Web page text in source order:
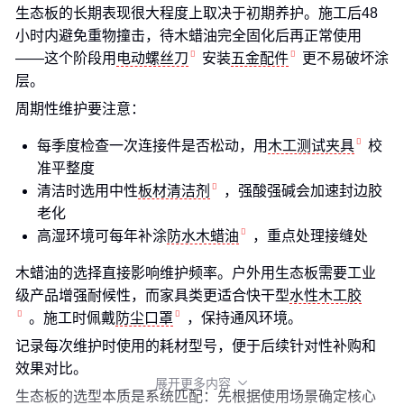
生态板的长期表现很大程度上取决于初期养护。施工后48
小时内避免重物撞击，待木蜡油完全固化后再正常使用
——这个阶段用 电动螺丝刀 安装五金配件
更不易破坏涂
层。
周期性维护要注意：
每季度检查一次连接件是否松动，用 木工测试夹具
校
准平整度
清洁时选用中性板材清洁剂
，强酸强碱会加速封边胶
老化
高湿环境可每年补涂防水木蜡油 ，重点处理接缝处
木蜡油的选择直接影响维护频率。户外用生态板需要工业
级产品增强耐候性，而家具类更适合快干型水性木工胶
。施工时佩戴 防尘口罩
，保持通风环境。
记录每次维护时使用的耗材型号，便于后续针对性补购和
效果对比。
生态板的选型本质是系统匹配：先根据使用场景确定核心
展开更多内容 